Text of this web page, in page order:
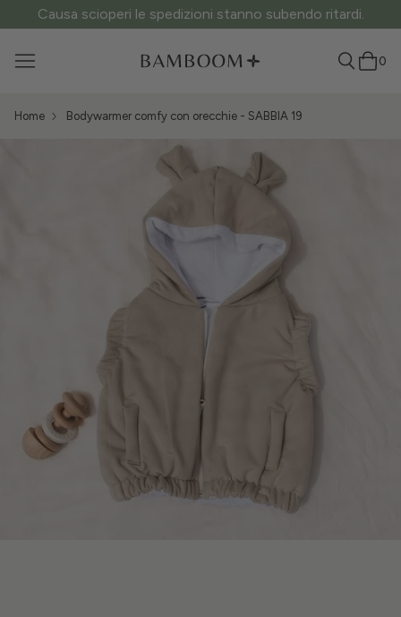
Causa scioperi le spedizioni stanno subendo ritardi.
0
Home Bodywarmer comfy con orecchie - SABBIA 19